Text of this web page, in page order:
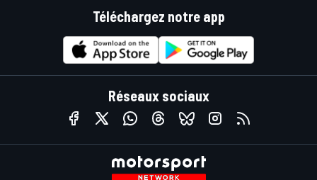
Téléchargez notre app
Réseaux sociaux